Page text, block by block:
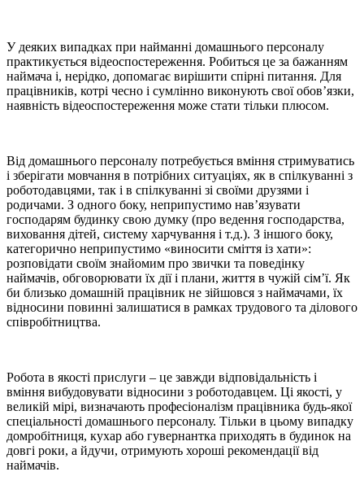
У деяких випадках при найманні домашнього персоналу
практикується відеоспостереження. Робиться це за бажанням
наймача і, нерідко, допомагає вирішити спірні питання. Для
працівників, котрі чесно і сумлінно виконують свої обов’язки,
наявність відеоспостереження може стати тільки плюсом.
Від домашнього персоналу потребується вміння стримуватись
і зберігати мовчання в потрібних ситуаціях, як в спілкуванні з
роботодавцями, так і в спілкуванні зі своїми друзями і
родичами. З одного боку, неприпустимо нав’язувати
господарям будинку свою думку (про ведення господарства,
виховання дітей, систему харчування і т.д.). З іншого боку,
категорично неприпустимо «виносити сміття із хати»:
розповідати своїм знайомим про звички та поведінку
наймачів, обговорювати їх дії і плани, життя в чужій сім’ї. Як
би близько домашній працівник не зійшовся з наймачами, їх
відносини повинні залишатися в рамках трудового та ділового
співробітництва.
Робота в якості прислуги – це завжди відповідальність і
вміння вибудовувати відносини з роботодавцем. Ці якості, у
великій мірі, визначають професіоналізм працівника будь-якої
спеціальності домашнього персоналу. Тільки в цьому випадку
домробітниця, кухар або гувернантка приходять в будинок на
довгі роки, а йдучи, отримують хороші рекомендації від
наймачів.